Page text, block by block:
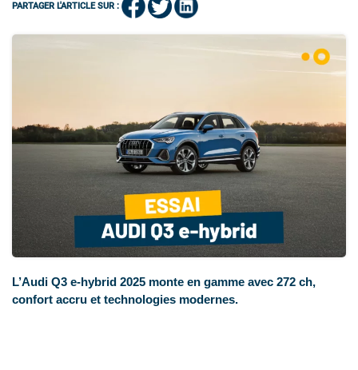
PARTAGER L'ARTICLE SUR :
L’Audi Q3 e-hybrid 2025 monte en gamme avec 272 ch,
confort accru et technologies modernes.